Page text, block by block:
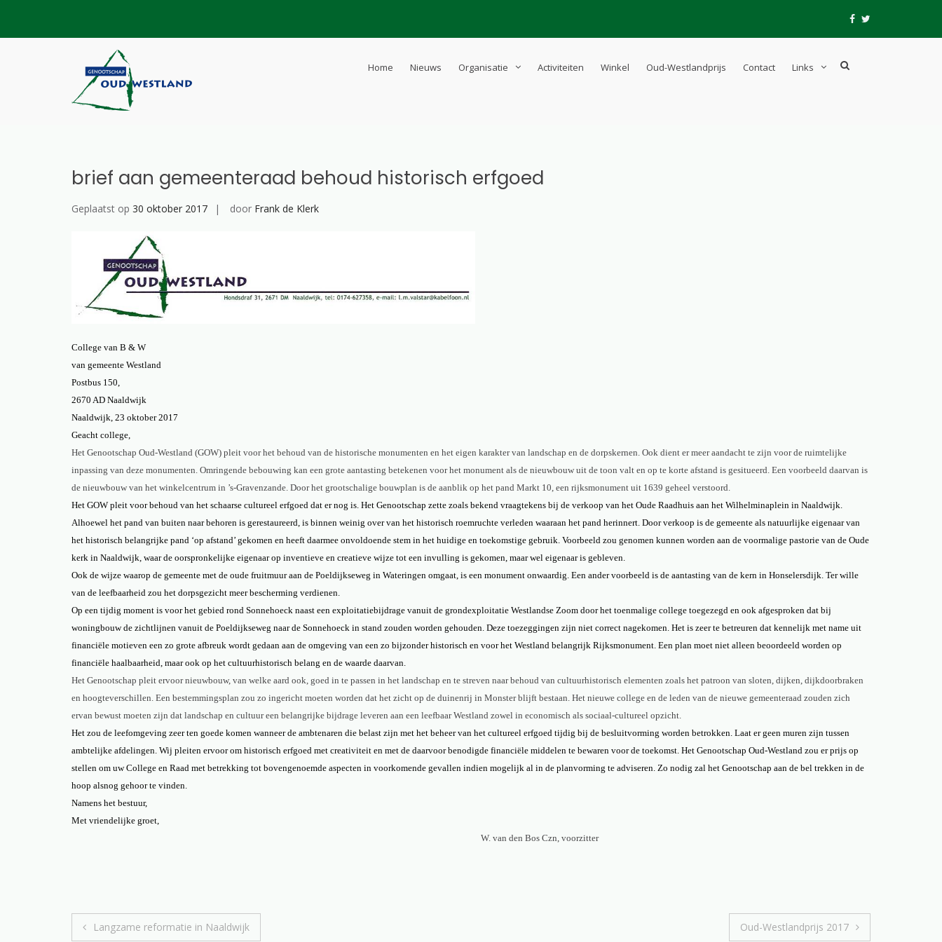
fb
Home Nieuws Organisatie Activiteiten Winkel Oud-Westlandprijs Contact Links
Show
brief aan gemeenteraad behoud historisch erfgoed
Geplaatst op 30 oktober 2017 door Frank de Klerk
College van B & W
van gemeente Westland
Postbus 150,
2670 AD Naaldwijk
Naaldwijk, 23 oktober 2017
Geacht college,
Het Genootschap Oud-Westland (GOW) pleit voor het behoud van de historische monumenten en het eigen karakter van landschap en de dorpskernen. Ook dient er meer aandacht te zijn voor de ruimtelijke
inpassing van deze monumenten. Omringende bebouwing kan een grote aantasting betekenen voor het monument als de nieuwbouw uit de toon valt en op te korte afstand is gesitueerd. Een voorbeeld daarvan is
de nieuwbouw van het winkelcentrum in ’s-Gravenzande. Door het grootschalige bouwplan is de aanblik op het pand Markt 10, een rijksmonument uit 1639 geheel verstoord.
Het GOW pleit voor behoud van het schaarse cultureel erfgoed dat er nog is. Het Genootschap zette zoals bekend vraagtekens bij de verkoop van het Oude Raadhuis aan het Wilhelminaplein in Naaldwijk.
Alhoewel het pand van buiten naar behoren is gerestaureerd, is binnen weinig over van het historisch roemruchte verleden waaraan het pand herinnert. Door verkoop is de gemeente als natuurlijke eigenaar van
het historisch belangrijke pand ‘op afstand’ gekomen en heeft daarmee onvoldoende stem in het huidige en toekomstige gebruik. Voorbeeld zou genomen kunnen worden aan de voormalige pastorie van de Oude
kerk in Naaldwijk, waar de oorspronkelijke eigenaar op inventieve en creatieve wijze tot een invulling is gekomen, maar wel eigenaar is gebleven.
Ook de wijze waarop de gemeente met de oude fruitmuur aan de Poeldijkseweg in Wateringen omgaat, is een monument onwaardig. Een ander voorbeeld is de aantasting van de kern in Honselersdijk. Ter wille
van de leefbaarheid zou het dorpsgezicht meer bescherming verdienen.
Op een tijdig moment is voor het gebied rond Sonnehoeck naast een exploitatiebijdrage vanuit de grondexploitatie Westlandse Zoom door het toenmalige college toegezegd en ook afgesproken dat bij
woningbouw de zichtlijnen vanuit de Poeldijkseweg naar de Sonnehoeck in stand zouden worden gehouden. Deze toezeggingen zijn niet correct nagekomen. Het is zeer te betreuren dat kennelijk met name uit
financiële motieven een zo grote afbreuk wordt gedaan aan de omgeving van een zo bijzonder historisch en voor het Westland belangrijk Rijksmonument. Een plan moet niet alleen beoordeeld worden op
financiële haalbaarheid, maar ook op het cultuurhistorisch belang en de waarde daarvan.
Het Genootschap pleit ervoor nieuwbouw, van welke aard ook, goed in te passen in het landschap en te streven naar behoud van cultuurhistorisch elementen zoals het patroon van sloten, dijken, dijkdoorbraken
en hoogteverschillen. Een bestemmingsplan zou zo ingericht moeten worden dat het zicht op de duinenrij in Monster blijft bestaan. Het nieuwe college en de leden van de nieuwe gemeenteraad zouden zich
ervan bewust moeten zijn dat landschap en cultuur een belangrijke bijdrage leveren aan een leefbaar Westland zowel in economisch als sociaal-cultureel opzicht.
Het zou de leefomgeving zeer ten goede komen wanneer de ambtenaren die belast zijn met het beheer van het cultureel erfgoed tijdig bij de besluitvorming worden betrokken. Laat er geen muren zijn tussen
ambtelijke afdelingen. Wij pleiten ervoor om historisch erfgoed met creativiteit en met de daarvoor benodigde financiële middelen te bewaren voor de toekomst. Het Genootschap Oud-Westland zou er prijs op
stellen om uw College en Raad met betrekking tot bovengenoemde aspecten in voorkomende gevallen indien mogelijk al in de planvorming te adviseren. Zo nodig zal het Genootschap aan de bel trekken in de
hoop alsnog gehoor te vinden.
Namens het bestuur,
Met vriendelijke groet,
W. van den Bos Czn, voorzitter
Bericht
Langzame reformatie in Naaldwijk Oud-Westlandprijs 2017